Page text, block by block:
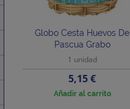
Globo Cesta Huevos De
Pascua Grabo
1 unidad
Precio
5,15 €
Añadir al carrito